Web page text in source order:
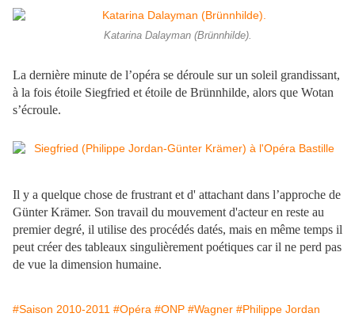
Katarina Dalayman (Brünnhilde).
La dernière minute de l’opéra se déroule sur un soleil grandissant,
à la fois étoile Siegfried et étoile de Brünnhilde, alors que Wotan
s’écroule.
Il y a quelque chose de frustrant et d' attachant dans l’approche de
Günter Krämer. Son travail du mouvement d'acteur en reste au
premier degré, il utilise des procédés datés, mais en même temps il
peut créer des tableaux singulièrement poétiques car il ne perd pas
de vue la dimension humaine.
#Saison 2010-2011 #Opéra #ONP #Wagner #Philippe Jordan